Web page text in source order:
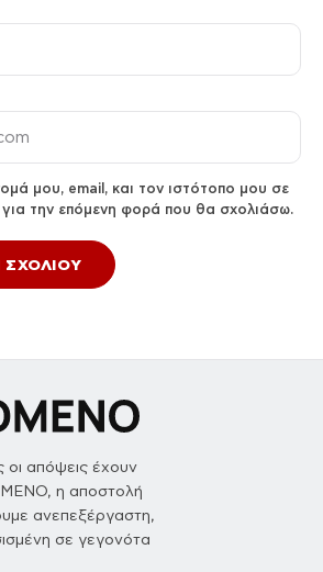
μου, email, και τον ιστότοπο μου σε
την επόμενη φορά που θα σχολιάσω.
οι απόψεις έχουν
η αποστολή
ανεπεξέργαστη,
σε γεγονότα